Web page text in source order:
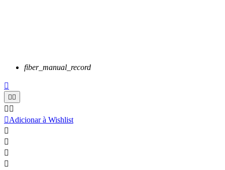
fiber_manual_record

 
 
Adicionar à Wishlist



